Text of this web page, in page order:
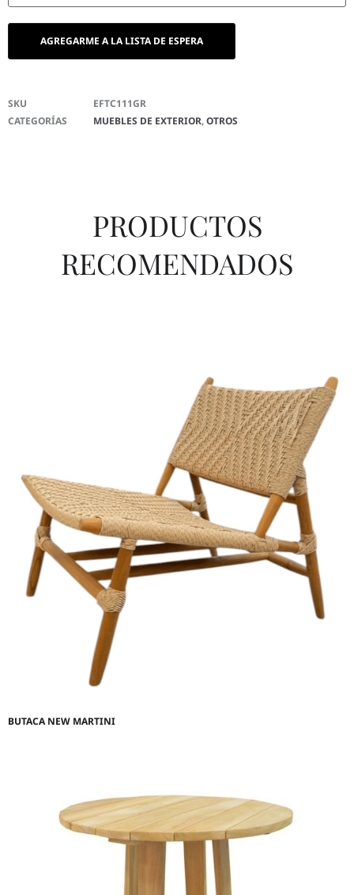
SKU
EFTC111GR
CATEGORÍAS
MUEBLES DE EXTERIOR,OTROS
PRODUCTOS
RECOMENDADOS
BUTACA NEW MARTINI